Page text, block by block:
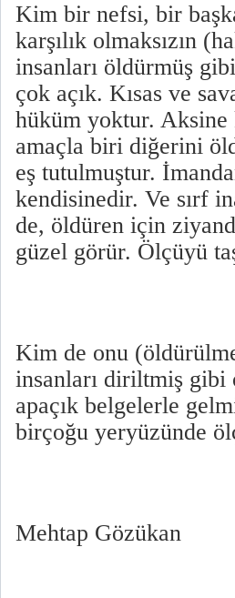
Kim bir nefsi, bir
karşılık olmaksızın
insanları öldürmüş
çok açık. Kısas ve
hüküm yoktur. Aksine
amaçla biri diğerini
eş tutulmuştur.
kendisinedir. Ve sırf
de, öldüren için
güzel görür. Ölçüyü
Kim de onu
insanları diriltmiş
apaçık belgelerle
birçoğu yeryüzünde
Mehtap Gözükan